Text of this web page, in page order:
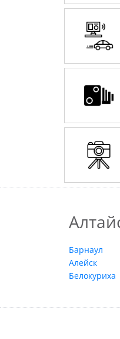
Барнаул
Алейск
Белокуриха